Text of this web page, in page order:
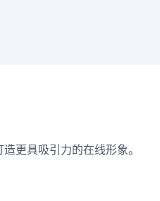
更具吸引力的在线形象。